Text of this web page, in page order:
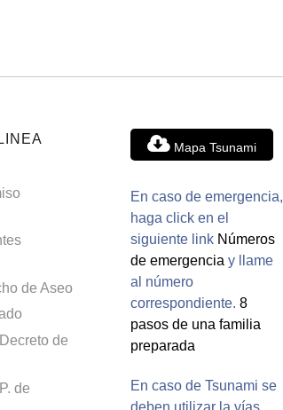
de Aseo
de
de
Mapa Tsunami
En caso de emergencia,
haga click en el
siguiente link Números
de emergencia y llame
al número
correspondiente. 8
pasos de una familia
preparada
En caso de Tsunami se
deben utilizar la vías